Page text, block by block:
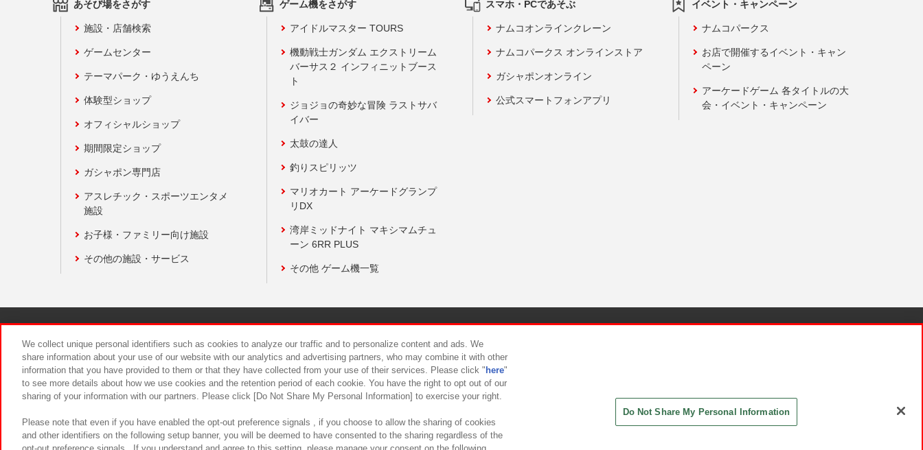
あそび場をさがす
施設・店舗検索
ゲームセンター
テーマパーク・ゆうえんち
体験型ショップ
オフィシャルショップ
期間限定ショップ
ガシャポン専門店
アスレチック・スポーツエンタメ
施設
お子様・ファミリー向け施設
その他の施設・サービス
ゲーム機をさがす
アイドルマスター TOURS
機動戦士ガンダム エクストリーム
バーサス２ インフィニットブース
ト
ジョジョの奇妙な冒険 ラストサバ
イバー
太鼓の達人
釣りスピリッツ
マリオカート アーケードグランプ
リDX
湾岸ミッドナイト マキシマムチュ
ーン 6RR PLUS
その他 ゲーム機一覧
スマホ・PCであそぶ
ナムコオンラインクレーン
ナムコパークス オンラインストア
ガシャポンオンライン
公式スマートフォンアプリ
イベント・キャンペーン
ナムコパークス
お店で開催するイベント・キャン
ペーン
アーケードゲーム 各タイトルの大
会・イベント・キャンペーン
食品のご提供について カスタマーハラスメント対応方針
We collect unique personal identifiers such as cookies to analyze our traffic and to personalize content and ads. We
share information about your use of our website with our analytics and advertising partners, who may combine it with other
information that you have provided to them or that they have collected from your use of their services. Please click " here"
to see more details about how we use cookies and the retention period of each cookie. You have the right to opt out of our
sharing of your information with our partners. Please click [Do Not Share My Personal Information] to exercise your right.
Please note that even if you have enabled the opt-out preference signals , if you choose to allow the sharing of cookies
and other identifiers on the following setup banner, you will be deemed to have consented to the sharing regardless of the
Do Not Share My Personal Information